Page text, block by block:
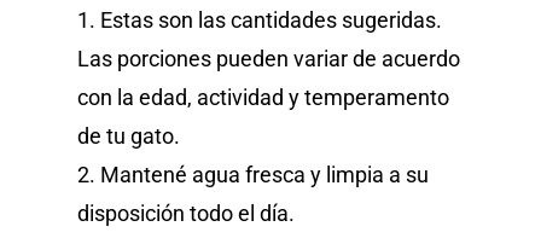
1. Estas son las cantidades sugeridas.
Las porciones pueden variar de acuerdo
con la edad, actividad y temperamento
de tu gato.
2. Mantené agua fresca y limpia a su
disposición todo el día.